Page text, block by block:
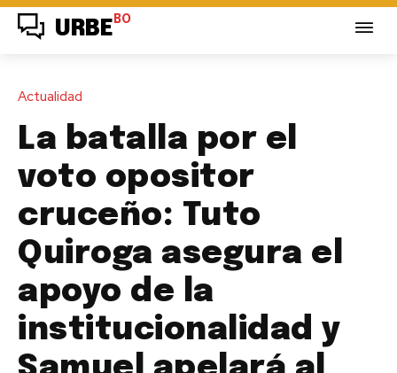
URBE BO
Actualidad
La batalla por el
voto opositor
cruceño: Tuto
Quiroga asegura el
apoyo de la
institucionalidad y